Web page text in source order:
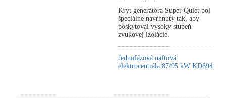
Kryt generátora Super Quiet bol
špeciálne navrhnutý tak, aby
poskytoval vysoký stupeň
zvukovej izolácie.
Jednofázová naftová
elektrocentrála 87/95 kW KD694